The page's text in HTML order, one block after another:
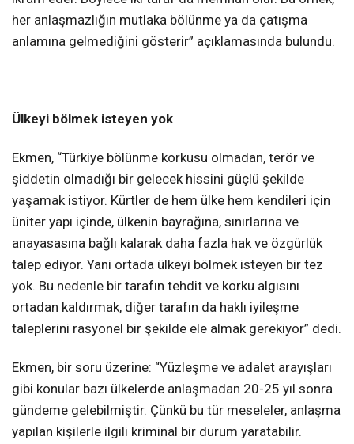
her anlaşmazlığın mutlaka bölünme ya da çatışma
anlamına gelmediğini gösterir” açıklamasında bulundu.
Ülkeyi bölmek isteyen yok
Ekmen, “Türkiye bölünme korkusu olmadan, terör ve
şiddetin olmadığı bir gelecek hissini güçlü şekilde
yaşamak istiyor. Kürtler de hem ülke hem kendileri için
üniter yapı içinde, ülkenin bayrağına, sınırlarına ve
anayasasına bağlı kalarak daha fazla hak ve özgürlük
talep ediyor. Yani ortada ülkeyi bölmek isteyen bir tez
yok. Bu nedenle bir tarafın tehdit ve korku algısını
ortadan kaldırmak, diğer tarafın da haklı iyileşme
taleplerini rasyonel bir şekilde ele almak gerekiyor” dedi.
Ekmen, bir soru üzerine: “Yüzleşme ve adalet arayışları
gibi konular bazı ülkelerde anlaşmadan 20-25 yıl sonra
gündeme gelebilmiştir. Çünkü bu tür meseleler, anlaşma
yapılan kişilerle ilgili kriminal bir durum yaratabilir.